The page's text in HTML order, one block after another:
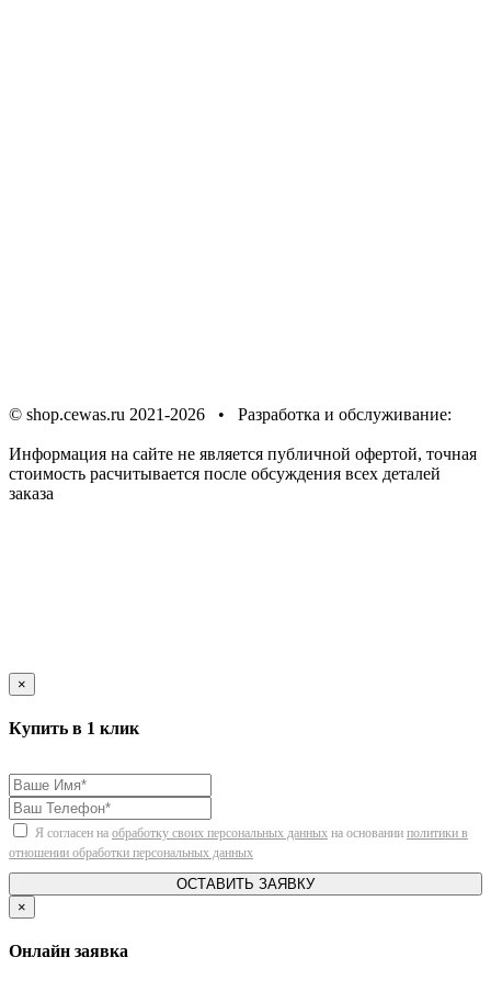
© shop.cewas.ru 2021-2026 • Разработка и обслуживание:
Информация на сайте не является публичной офертой, точная
стоимость расчитывается после обсуждения всех деталей
заказа
×
Купить в 1 клик
Я согласен на обработку своих персональных данных на основании политики в
отношении обработки персональных данных
ОСТАВИТЬ ЗАЯВКУ
×
Онлайн заявка